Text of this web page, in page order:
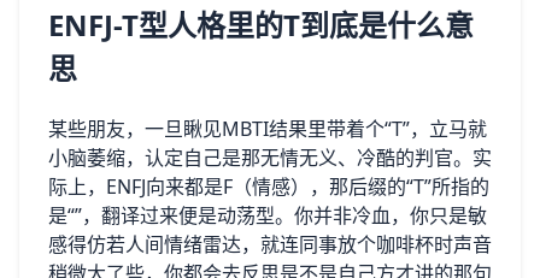
ENFJ-T型人格里的T到底是什么意
思
某些朋友，一旦瞅见MBTI结果里带着个“T”，立马就
小脑萎缩，认定自己是那无情无义、冷酷的判官。实
际上，ENFJ向来都是F（情感），那后缀的“T”所指的
是“”，翻译过来便是动荡型。你并非冷血，你只是敏
感得仿若人间情绪雷达，就连同事放个咖啡杯时声音
稍微大了些，你都会去反思是不是自己方才讲的那句